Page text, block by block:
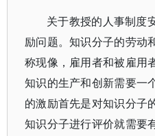
关于教授的人事制度
励问题。知识分子的劳动
称现像，雇用者和被雇用
知识的生产和创新需要一
的激励首先是对知识分子
知识分子进行评价就需要